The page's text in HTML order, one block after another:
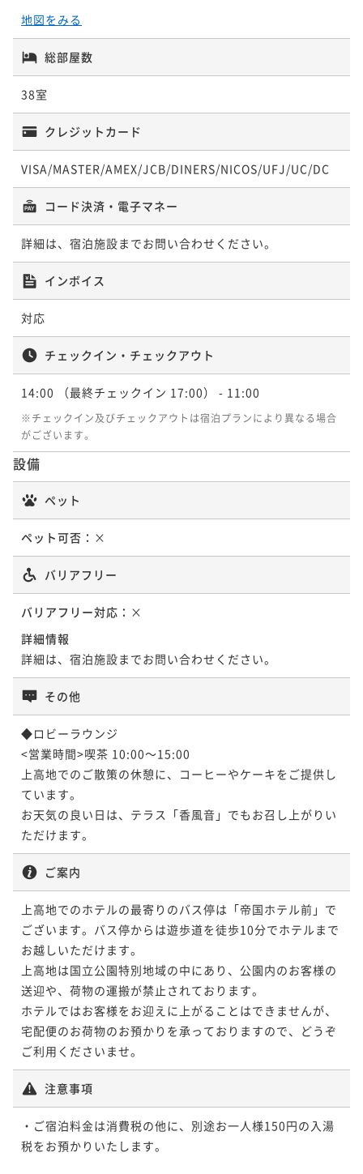
地図をみる
総部屋数
38室
クレジットカード
VISA/MASTER/AMEX/JCB/DINERS/NICOS/UFJ/UC/DC
コード決済・電子マネー
詳細は、宿泊施設までお問い合わせください。
インボイス
対応
チェックイン・チェックアウト
14:00 （最終チェックイン 17:00） - 11:00
※チェックイン及びチェックアウトは宿泊プランにより異なる場合
がございます。
設備
ペット
ペット可否： ×
バリアフリー
バリアフリー対応： ×
詳細情報
詳細は、宿泊施設までお問い合わせください。
その他
◆ロビーラウンジ
<営業時間>喫茶 10:00～15:00
上高地でのご散策の休憩に、コーヒーやケーキをご提供し
ています。
お天気の良い日は、テラス「香風音」でもお召し上がりい
ただけます。
ご案内
上高地でのホテルの最寄りのバス停は「帝国ホテル前」で
ございます。バス停からは遊歩道を徒歩10分でホテルまで
お越しいただけます。
上高地は国立公園特別地域の中にあり、公園内のお客様の
送迎や、荷物の運搬が禁止されております。
ホテルではお客様をお迎えに上がることはできませんが、
宅配便のお荷物のお預かりを承っておりますので、どうぞ
ご利用くださいませ。
注意事項
・ご宿泊料金は消費税の他に、別途お一人様150円の入湯
税をお預かりいたします。